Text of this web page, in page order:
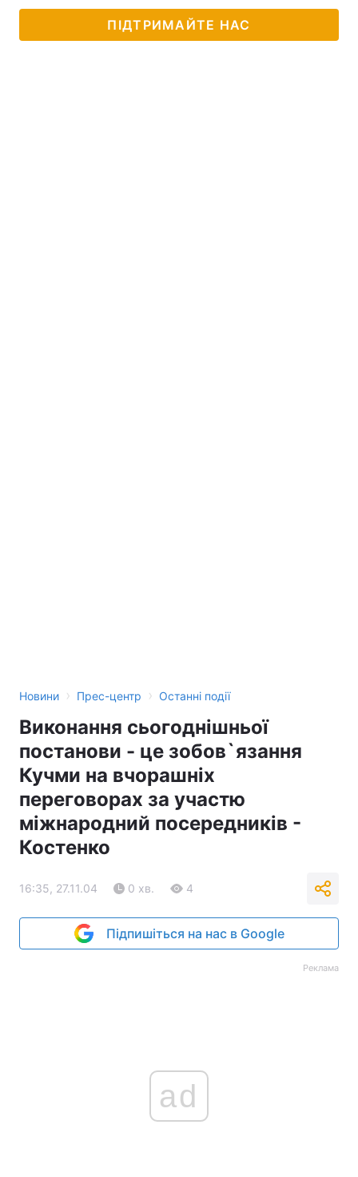
ПІДТРИМАЙТЕ НАС
Новини › Прес-центр › Останні події
Виконання сьогоднішньої
постанови - це зобов`язання
Кучми на вчорашніх
переговорах за участю
міжнародний посередників -
Костенко
16:35, 27.11.04 0 хв. 4
Підпишіться на нас в Google
Реклама
ad